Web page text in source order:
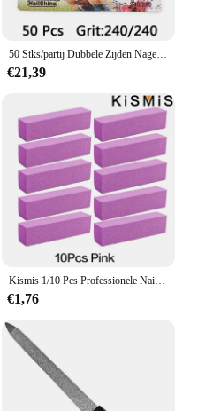
50 Stks/partij Dubbele Zijden Nagelvijl Professionele Sterke Dikke Afdrukken Halve Maand Acryl Bestanden Polijsten Manicure Tools Groothandel
€21,39
Kismis 1/10 Pcs Professionele Nail Art Polijsten Schuurbuffer Blok Slijpen Polish Blokkeerbestand Pedicure Manicure Toolkits
€1,76